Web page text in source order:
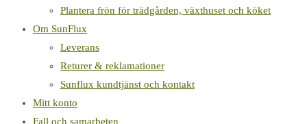
Plantera frön för trädgården, växthuset och köket
Om SunFlux
Leverans
Returer & reklamationer
Sunflux kundtjänst och kontakt
Mitt konto
Fall och samarbeten